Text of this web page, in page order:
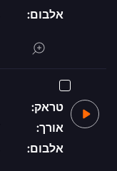
אלבום:
טראק:
אורך:
אלבום: